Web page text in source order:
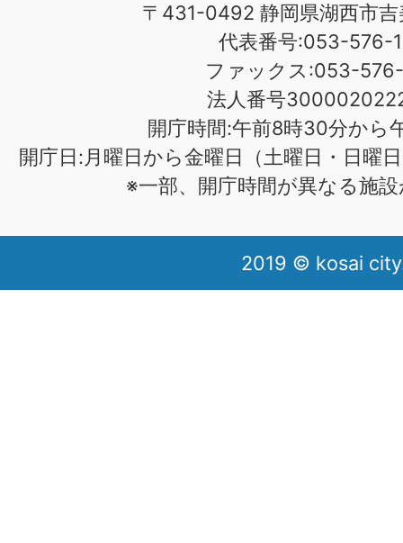
〒431-0492 静岡県湖西市
代表番号:053-576-
ファックス:053-576-
法人番号
開庁時間:午前8時30分から
開庁日:月曜日から金曜日（土曜日・日曜
※一部、開庁時間が異なる施
2019 © kosai